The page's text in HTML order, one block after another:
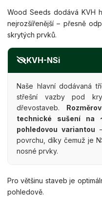
Wood Seeds dodává KVH
nejrozšířenější – přesně
skrytých prvků.
KVH-NSi
Naše hlavní dodávaná
střešní vazby pod
dřevostaveb.
technické sušení na
pohledovou variantou
povrchu, díky čemuž je
nosné prvky.
Pro většinu staveb je
pohledově.